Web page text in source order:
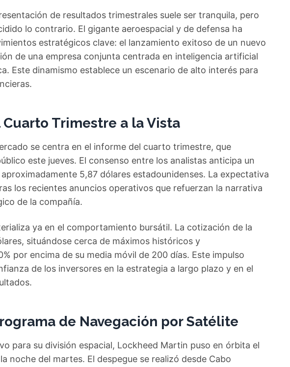
de resultados trimestrales suele ser tranquila, pero
lo contrario. El gigante aeroespacial y de defensa ha
estratégicos clave: el lanzamiento exitoso de un nuevo
de una empresa conjunta centrada en inteligencia artificial
Este dinamismo establece un escenario de alto interés para
Trimestre a la Vista
se centra en el informe del cuarto trimestre, que
este jueves. El consenso entre los analistas anticipa un
5,87 dólares estadounidenses. La expectativa
los recientes anuncios operativos que refuerzan la narrativa
de la compañía.
ya en el comportamiento bursátil. La cotización de la
situándose cerca de máximos históricos y
por encima de su media móvil de 200 días. Este impulso
de los inversores en la estrategia a largo plazo y en el
de Navegación por Satélite
para su división espacial, Lockheed Martin puso en órbita el
noche del martes. El despegue se realizó desde Cabo